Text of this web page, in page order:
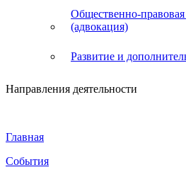
Общественно-правовая
(адвокация)
Развитие и
Направления деятельности
Главная
События